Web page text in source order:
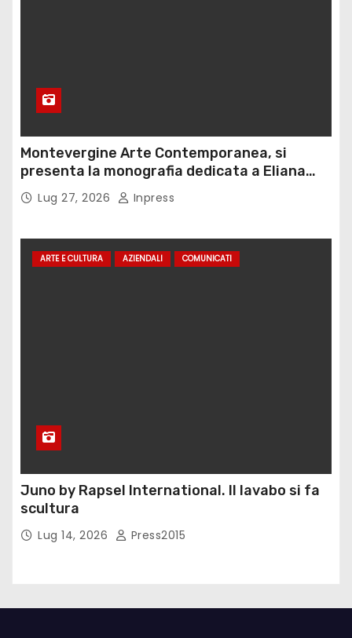
Montevergine Arte Contemporanea, si
presenta la monografia dedicata a Eliana
Adorno
Lug 27, 2026 Inpress
ARTE E CULTURA AZIENDALI COMUNICATI
Juno by Rapsel International. Il lavabo si fa
scultura
Lug 14, 2026 Press2015